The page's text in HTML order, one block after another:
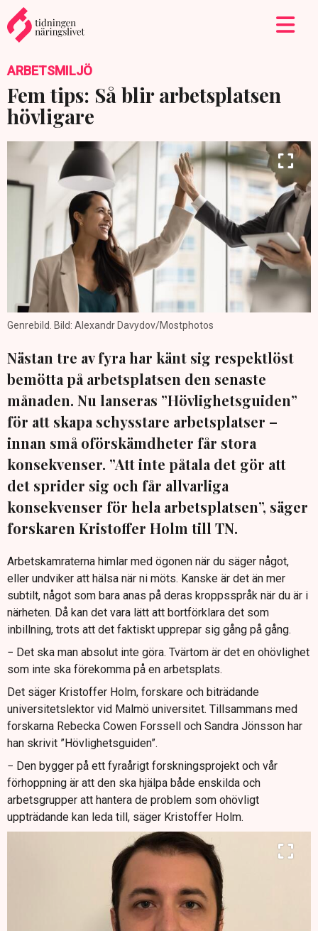
ARBETSMILJÖ
Fem tips: Så blir arbetsplatsen
hövligare
Genrebild. Bild: Alexandr Davydov/Mostphotos
Nästan tre av fyra har känt sig respektlöst
bemötta på arbetsplatsen den senaste
månaden. Nu lanseras ”Hövlighetsguiden”
för att skapa schysstare arbetsplatser –
innan små oförskämdheter får stora
konsekvenser. ”Att inte påtala det gör att
det sprider sig och får allvarliga
konsekvenser för hela arbetsplatsen”, säger
forskaren Kristoffer Holm till TN.
Arbetskamraterna himlar med ögonen när du säger något,
eller undviker att hälsa när ni möts. Kanske är det än mer
subtilt, något som bara anas på deras kroppsspråk när du är i
närheten. Då kan det vara lätt att bortförklara det som
inbillning, trots att det faktiskt upprepar sig gång på gång.
− Det ska man absolut inte göra. Tvärtom är det en ohövlighet
som inte ska förekomma på en arbetsplats.
Det säger Kristoffer Holm, forskare och biträdande
universitetslektor vid Malmö universitet. Tillsammans med
forskarna Rebecka Cowen Forssell och Sandra Jönsson har
han skrivit ”Hövlighetsguiden”.
− Den bygger på ett fyraårigt forskningsprojekt och vår
förhoppning är att den ska hjälpa både enskilda och
arbetsgrupper att hantera de problem som ohövligt
uppträdande kan leda till, säger Kristoffer Holm.